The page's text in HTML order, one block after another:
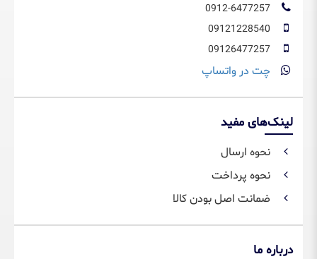
چت در واتساپ
لینک‌های مفید
نحوه ارسال
نحوه پرداخت
ضمانت اصل بودن کالا
درباره ما